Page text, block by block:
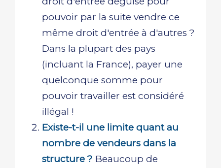
pouvoir par la suite vendre ce
même droit d'entrée à d'autres ?
Dans la plupart des pays
(incluant la France), payer une
quelconque somme pour
pouvoir travailler est considéré
illégal !
Existe-t-il une limite quant au
nombre de vendeurs dans la
structure ? Beaucoup de